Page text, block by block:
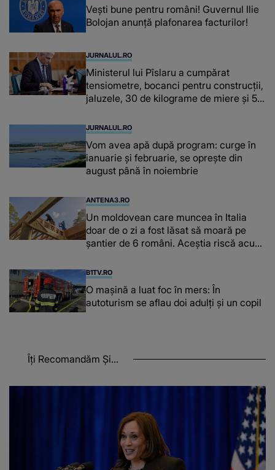
Vești bune pentru români! Guvernul Ilie
Bolojan anunță plafonarea facturilor!
JURNALUL.RO
Ministerul lui Pîslaru a cumpărat
tensiometre, bocanci pentru construcții,
jaluzele, 30 de kilograme de miere și 50
JURNALUL.RO
Vom avea apă după program: curge în
ianuarie și februarie, se oprește din
august până în noiembrie
ANTENA3.RO
Un moldovean care muncea în Italia
doar de o zi a fost lăsat să moară pe
şantier de 6 români. Aceștia riscă acum
B1TV.RO
O maşină a luat foc în mers: În
autoturism se aflau doi adulți și un copil
Îți Recomandăm Și...